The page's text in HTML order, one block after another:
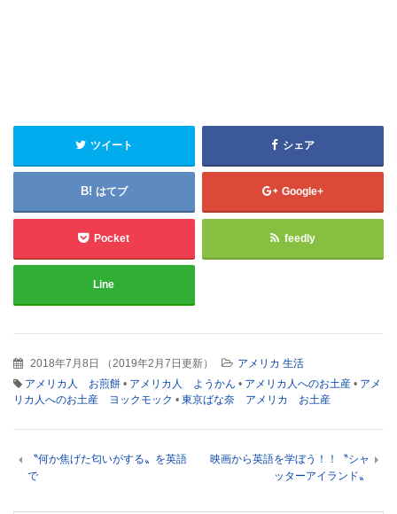
ツイート シェア
はてブ Google+
Pocket feedly
Line
2018年7月8日 （ 2019年2月7日更新）
アメリカ 生活
アメリカ人 お煎餅 • アメリカ人 ようかん • アメリカ人へのお土産 • アメ
リカ人へのお土産 ヨックモック • 東京ばな奈 アメリカ お土産
〝何か焦げた匂いがする〟を英語
で
映画から英語を学ぼう！！〝シャ
ッターアイランド〟